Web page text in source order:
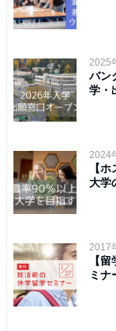
2025
バン
学・
2024
【
大学
2017
【
ミナ